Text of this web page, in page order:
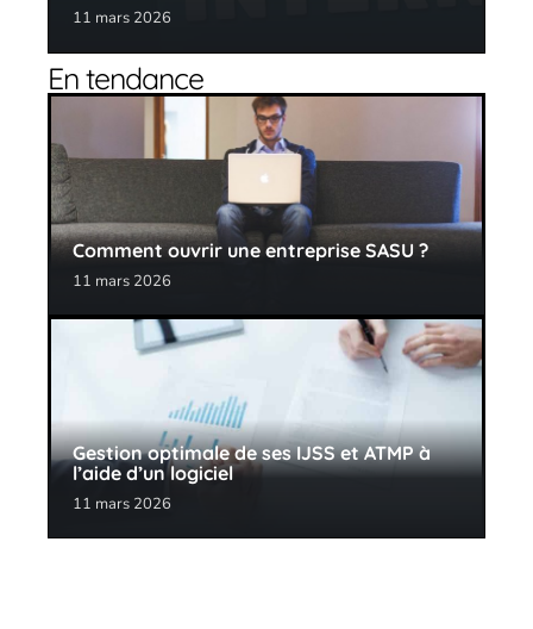
11 mars 2026
En tendance
Comment ouvrir une entreprise SASU ?
11 mars 2026
Gestion optimale de ses IJSS et ATMP à
l’aide d’un logiciel
11 mars 2026